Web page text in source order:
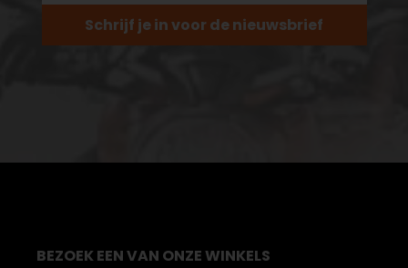
Schrijf je in voor de nieuwsbrief
BEZOEK EEN VAN ONZE WINKELS